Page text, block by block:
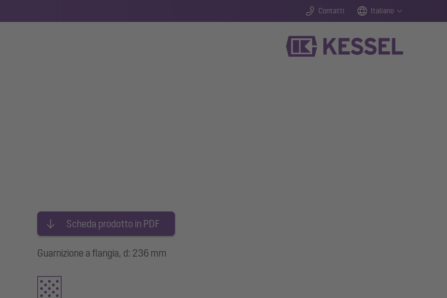
Contatti Italiano
Scheda prodotto in PDF
Guarnizione a flangia, d: 236 mm